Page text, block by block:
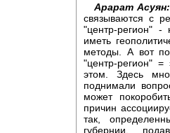
Арарат Асуян:
связываются с
"центр-регион"
иметь
методы. А вот
"центр-регион"
этом. Здесь
поднимали
может
причин
так,
губернии,